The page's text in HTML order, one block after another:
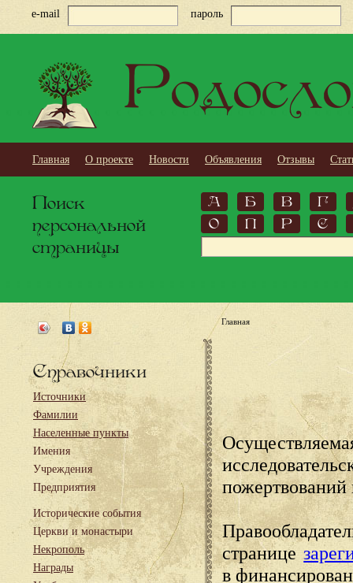
e-mail пароль
Главная О проекте Новости Объявления Отзывы
Поиск
персональной
страницы
А Б В
Г
О
П Р С
Справочники
Источники
Фамилии
Населенные пункты
Имения
Учреждения
Предприятия
Исторические события
Церкви и монастыри
Некрополь
Награды
Главная
пожертвований
странице
в